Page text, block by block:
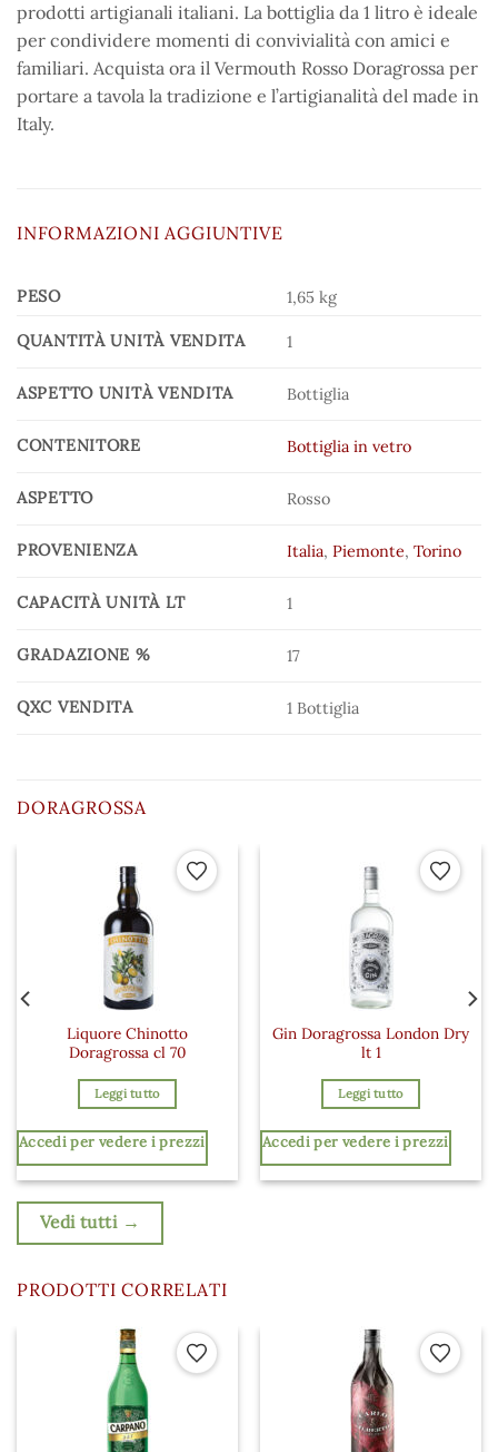
prodotti artigianali italiani. La bottiglia da 1 litro è ideale
per condividere momenti di convivialità con amici e
familiari. Acquista ora il Vermouth Rosso Doragrossa per
portare a tavola la tradizione e l’artigianalità del made in
Italy.
INFORMAZIONI AGGIUNTIVE
PESO 1,65 kg
QUANTITÀ UNITÀ VENDITA 1
ASPETTO UNITÀ VENDITA Bottiglia
CONTENITORE Bottiglia in vetro
ASPETTO Rosso
PROVENIENZA Italia,Piemonte,Torino
CAPACITÀ UNITÀ LT 1
GRADAZIONE % 17
QXC VENDITA 1 Bottiglia
DORAGROSSA
Aggiungi ai preferiti
Liquore Chinotto
Doragrossa cl 70
Leggi tutto
Accedi per vedere i prezzi
Gin Doragrossa London Dry
lt 1
Leggi tutto
Accedi per vedere i prezzi
Vedi tutti →
PRODOTTI CORRELATI
Aggiungi ai preferiti